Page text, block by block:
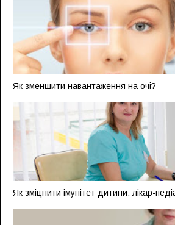
Як зменшити навантаження на очі?
Як зміцнити імунітет дитини: лікар-